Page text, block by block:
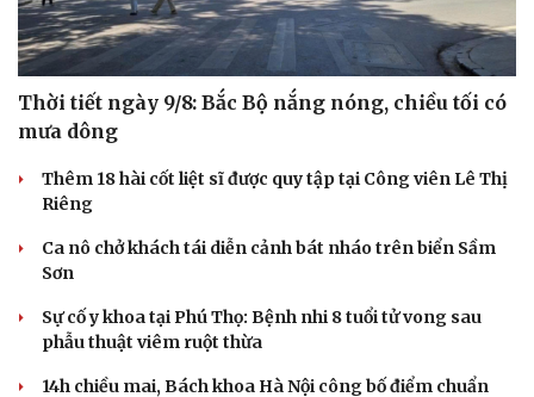
Văn hóa
Sân khấu - Điện ảnh
Văn học
Di sản
Giải trí
Nghệ sĩ
Thời tiết ngày 9/8: Bắc Bộ nắng nóng, chiều tối có
mưa dông
Thêm 18 hài cốt liệt sĩ được quy tập tại Công viên Lê Thị
Riêng
Ca nô chở khách tái diễn cảnh bát nháo trên biển Sầm
Sơn
Sự cố y khoa tại Phú Thọ: Bệnh nhi 8 tuổi tử vong sau
phẫu thuật viêm ruột thừa
14h chiều mai, Bách khoa Hà Nội công bố điểm chuẩn